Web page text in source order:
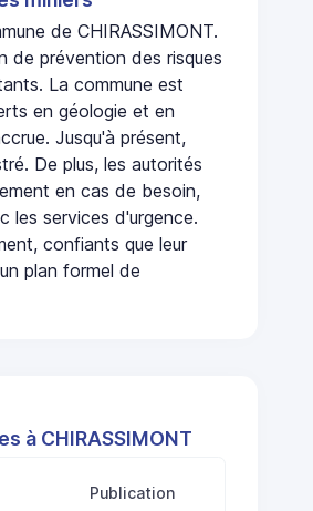
de CHIRASSIMONT.
de prévention des risques
La commune est
en géologie et en
Jusqu'à présent,
De plus, les autorités
en cas de besoin,
les services d'urgence.
confiants que leur
plan formel de
à CHIRASSIMONT
Publication